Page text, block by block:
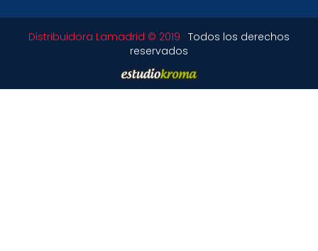
Distribuidora Lamadrid © 2019 · Todos los derechos
reservados